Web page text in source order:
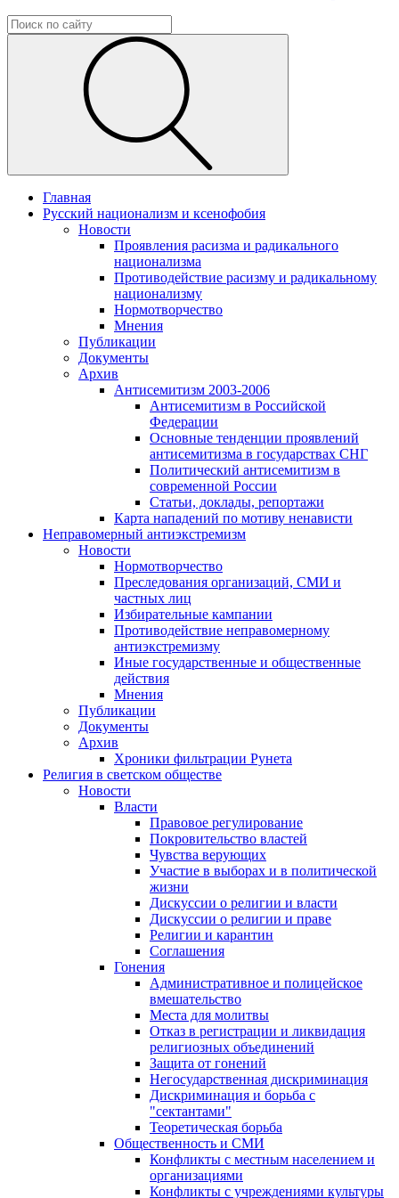
Главная
Русский национализм и ксенофобия
Новости
Проявления расизма и радикального
национализма
Противодействие расизму и радикальному
национализму
Нормотворчество
Мнения
Публикации
Документы
Архив
Антисемитизм 2003-2006
Антисемитизм в Российской
Федерации
Основные тенденции проявлений
антисемитизма в государствах СНГ
Политический антисемитизм в
современной России
Статьи, доклады, репортажи
Карта нападений по мотиву ненависти
Неправомерный антиэкстремизм
Новости
Нормотворчество
Преследования организаций, СМИ и
частных лиц
Избирательные кампании
Противодействие неправомерному
антиэкстремизму
Иные государственные и общественные
действия
Мнения
Публикации
Документы
Архив
Хроники фильтрации Рунета
Религия в светском обществе
Новости
Власти
Правовое регулирование
Покровительство властей
Чувства верующих
Участие в выборах и в политической
жизни
Дискуссии о религии и власти
Дискуссии о религии и праве
Религии и карантин
Соглашения
Гонения
Административное и полицейское
вмешательство
Места для молитвы
Отказ в регистрации и ликвидация
религиозных объединений
Защита от гонений
Негосударственная дискриминация
Дискриминация и борьба с
"сектантами"
Теоретическая борьба
Общественность и СМИ
Конфликты с местным населением и
организациями
Конфликты с учреждениями культуры